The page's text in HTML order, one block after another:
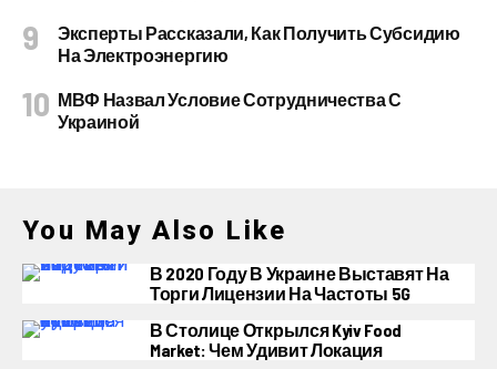
Эксперты Рассказали, Как Получить Субсидию
На Электроэнергию
МВФ Назвал Условие Сотрудничества С
Украиной
You May Also Like
В 2020 Году В Украине Выставят На
Торги Лицензии На Частоты 5G
В Столице Открылся Kyiv Food
Market: Чем Удивит Локация